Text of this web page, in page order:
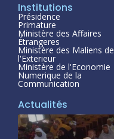
Institutions
Présidence
Primature
Ministère des Affaires
Étrangeres
Ministère des Maliens de
l'Exterieur
Ministère de l'Economie
Numerique de la
Communication
Actualités